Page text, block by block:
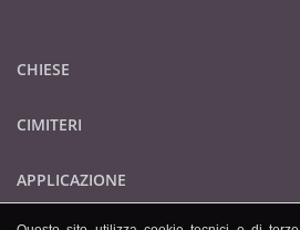
CHIESE
CIMITERI
APPLICAZIONE